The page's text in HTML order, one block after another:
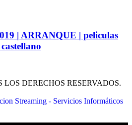
| ARRANQUE | peliculas
LOS DERECHOS RESERVADOS.
Streaming - Servicios Informáticos